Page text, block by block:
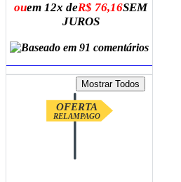
ouem 12x deR$ 76,16SEM
JUROS
OFERTA
RELAMPAGO